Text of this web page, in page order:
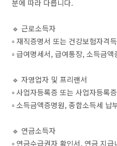
분에 따라 다릅니다.
🔹 근로소득자
▫️ 재직증명서 또는 건강보험자격
▫️ 급여명세서, 급여통장, 소득금액
🔹 자영업자 및 프리랜서
▫️ 사업자등록증 또는 사업자등록
▫️ 소득금액증명원, 종합소득세 납
🔹 연금소득자
▫️ 연금수급권자 확인서, 연금 지급